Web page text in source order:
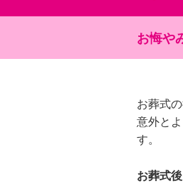
お悔や
お葬式
意外と
す。
お葬式